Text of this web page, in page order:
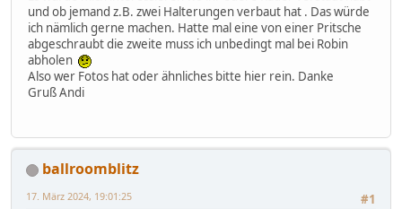
und ob jemand z.B. zwei Halterungen verbaut hat . Das würde
ich nämlich gerne machen. Hatte mal eine von einer Pritsche
abgeschraubt die zweite muss ich unbedingt mal bei Robin
abholen
Also wer Fotos hat oder ähnliches bitte hier rein. Danke
Gruß Andi
ballroomblitz
#1
17. März 2024, 19:01:25